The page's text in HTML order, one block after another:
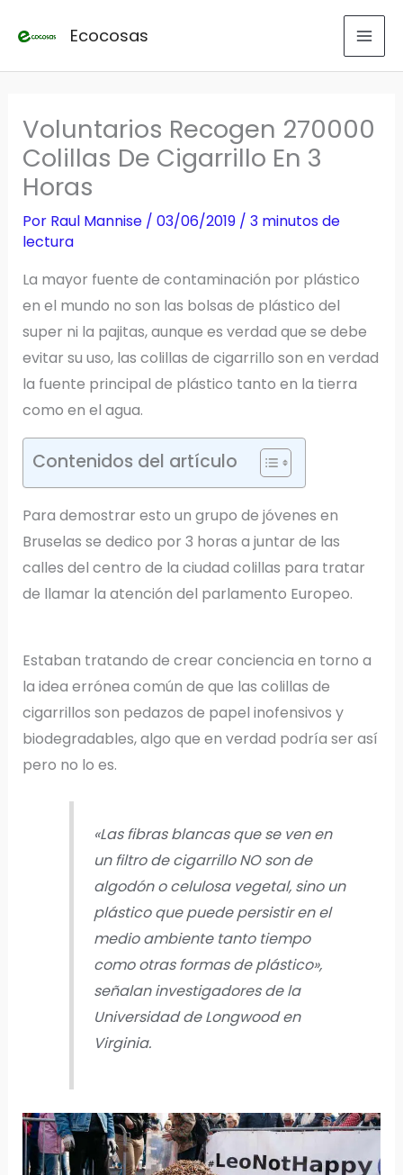
Ecocosas
Voluntarios Recogen 270000
Colillas De Cigarrillo En 3
Horas
Por Raul Mannise / 03/06/2019 / 3 minutos de
lectura
La mayor fuente de contaminación por plástico
en el mundo no son las bolsas de plástico del
super ni la pajitas, aunque es verdad que se debe
evitar su uso, las colillas de cigarrillo son en verdad
la fuente principal de plástico tanto en la tierra
como en el agua.
Contenidos del artículo
Para demostrar esto un grupo de jóvenes en
Bruselas se dedico por 3 horas a juntar de las
calles del centro de la ciudad colillas para tratar
de llamar la atención del parlamento Europeo.
Estaban tratando de crear conciencia en torno a
la idea errónea común de que las colillas de
cigarrillos son pedazos de papel inofensivos y
biodegradables, algo que en verdad podría ser así
pero no lo es.
«Las fibras blancas que se ven en
un filtro de cigarrillo NO son de
algodón o celulosa vegetal, sino un
plástico que puede persistir en el
medio ambiente tanto tiempo
como otras formas de plástico»,
señalan investigadores de la
Universidad de Longwood en
Virginia.